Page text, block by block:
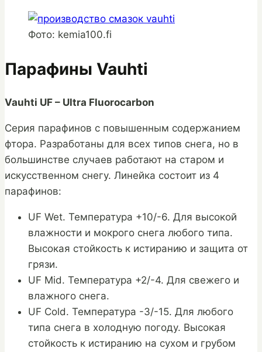
Фото: kemia100.fi
Парафины Vauhti
Vauhti UF – Ultra Fluorocarbon
Серия парафинов с повышенным содержанием
фтора. Разработаны для всех типов снега, но в
большинстве случаев работают на старом и
искусственном снегу. Линейка состоит из 4
парафинов:
UF Wet. Температура +10/-6. Для высокой
влажности и мокрого снега любого типа.
Высокая стойкость к истиранию и защита от
грязи.
UF Mid. Температура +2/-4. Для свежего и
влажного снега.
UF Cold. Температура -3/-15. Для любого
типа снега в холодную погоду. Высокая
стойкость к истиранию на сухом и грубом